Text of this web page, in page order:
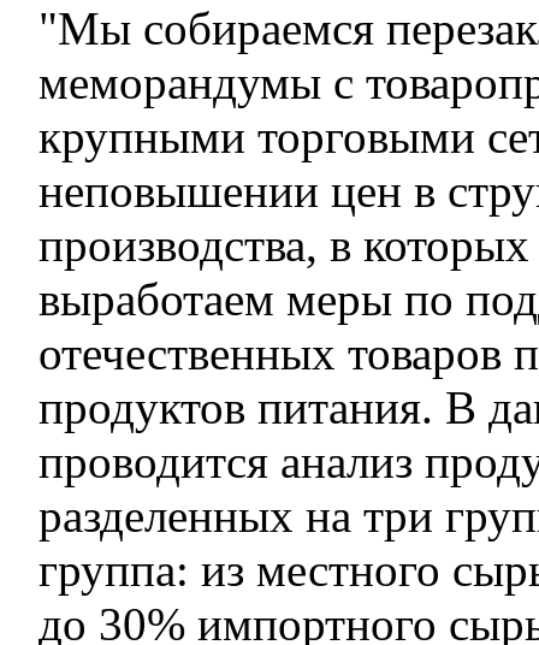
"Мы собираемся
меморандумы с
крупными торговыми
неповышении цен в
производства, в
выработаем меры по
отечественных товаров
продуктов питания. В
проводится анализ
разделенных на три
группа: из местного
до 30% импортного